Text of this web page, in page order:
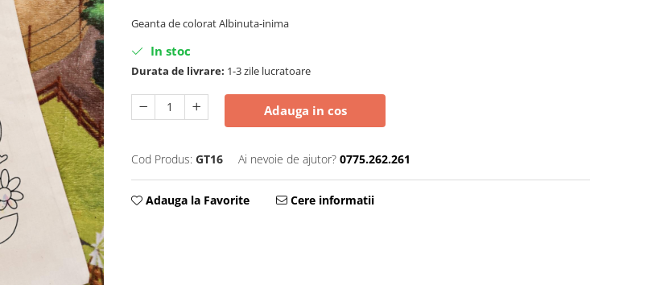
Geanta de colorat Albinuta-inima
In stoc
Durata de livrare: 1-3 zile lucratoare
Adauga in cos
Cod Produs: GT16 Ai nevoie de ajutor? 0775.262.261
Adauga la Favorite Cere informatii